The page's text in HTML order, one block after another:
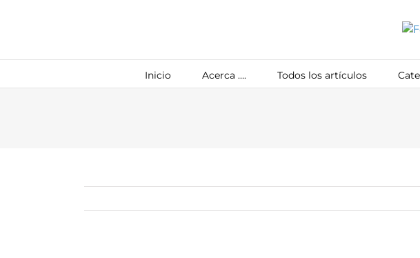
Inicio Acerca …. Todos los artículos